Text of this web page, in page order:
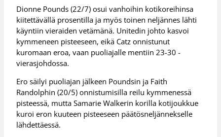
Dionne Pounds (22/7) osui vanhoihin kotikoreihinsa
kiitettävällä prosentilla ja myös toinen neljännes lähti
käyntiin vieraiden vetämänä. Unitedin johto kasvoi
kymmeneen pisteeseen, eikä Catz onnistunut
kuromaan eroa, vaan puoliajalle mentiin 23-30 -
vierasjohdossa.
Ero säilyi puoliajan jälkeen Poundsin ja Faith
Randolphin (20/5) onnistumisilla reilu kymmenessä
pisteessä, mutta Samarie Walkerin korilla kotijoukkue
kuroi eron kuuteen pisteeseen päätösneljännekselle
lähdettäessä.